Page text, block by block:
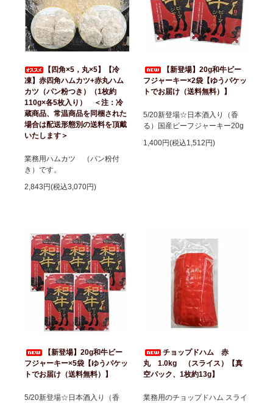
【四角×5，丸×5】【冷
凍】赤四角ハムカツ+赤丸ハム
カツ（パン粉つき）（1枚約
110g×各5枚入り） ＜注：冷
蔵商品、常温商品を同梱された
場合は配送形態別の送料を頂戴
いたします＞
業務用ハムカツ （パン粉付
き）です。
2,843円(税込3,070円)
【新登場】20g和牛ビー
フジャーキー×2袋【ゆうパケッ
トでお届け（送料無料）】
5/20新登場☆日本酒入り（香
る）国産ビーフジャーキー20g
1,400円(税込1,512円)
【新登場】20g和牛ビー
フジャーキー×5袋【ゆうパケッ
トでお届け（送料無料）】
5/20新登場☆日本酒入り（香
チョップドハム 赤
丸 1.0kg （スライス）【真
空パック、1枚約13g】
業務用のチョップドハム スライ